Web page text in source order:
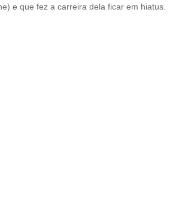
e que fez a carreira dela ficar em hiatus.